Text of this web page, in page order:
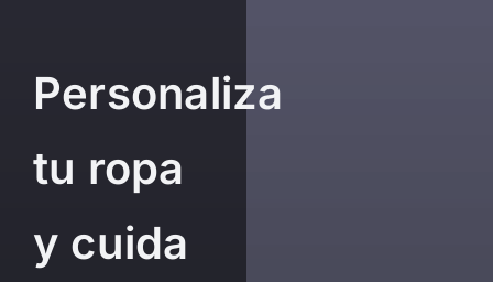
Personaliza
tu ropa
y cuida